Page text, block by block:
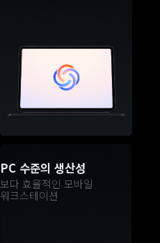
PC 수준의 생산성
보다 효율적인 모바일
워크스테이션